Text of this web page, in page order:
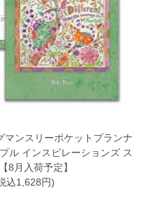
マンスリーポケットプランナ
ル インスピレーションズ ス
8月入荷予定】
込1,628円)